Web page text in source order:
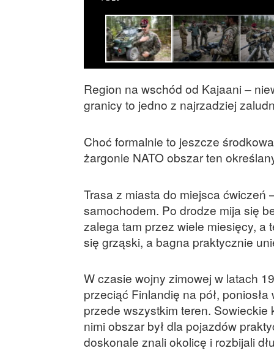
Region na wschód od Kajaani –
granicy to jedno z najrzadziej
Choć formalnie to jeszcze
żargonie NATO obszar ten
Trasa z miasta do miejsca ćwiczeń
samochodem. Po drodze mija się
zalega tam przez wiele miesięcy, a
się grząski, a bagna praktycznie
W czasie wojny zimowej w latach
przeciąć Finlandię na pół,
przede wszystkim teren.
nimi obszar był dla pojazdów
doskonale znali okolicę i rozbijali